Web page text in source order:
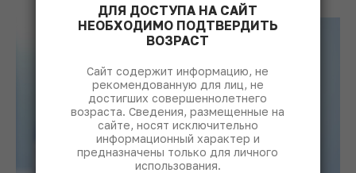
ДЛЯ ДОСТУПА НА САЙТ
НЕОБХОДИМО ПОДТВЕРДИТЬ
ВОЗРАСТ
Сайт содержит информацию, не
рекомендованную для лиц, не
достигших совершеннолетнего
возраста. Сведения, размещенные на
сайте, носят исключительно
информационный характер и
предназначены только для личного
использования.